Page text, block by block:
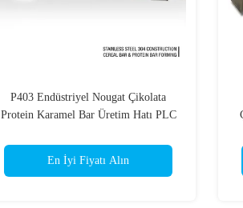
P403 Endüstriyel Nougat Çikolata
Protein Karamel Bar Üretim Hatı PLC
En İyi Fiyatı Alın